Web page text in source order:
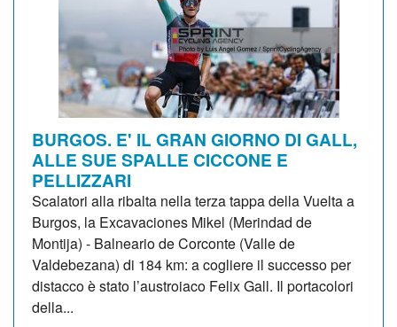
BURGOS. E' IL GRAN GIORNO DI GALL,
ALLE SUE SPALLE CICCONE E
PELLIZZARI
Scalatori alla ribalta nella terza tappa della Vuelta a
Burgos, la Excavaciones Mikel (Merindad de
Montija) - Balneario de Corconte (Valle de
Valdebezana) di 184 km: a cogliere il successo per
distacco è stato l’austroiaco Felix Gall. Il portacolori
della...